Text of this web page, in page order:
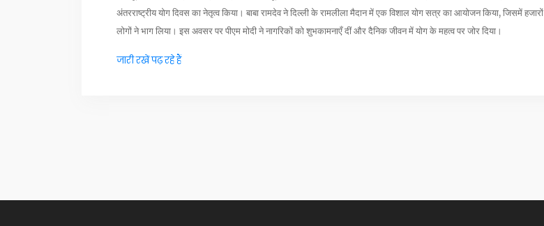
अंतरराष्ट्रीय योग दिवस का नेतृत्व किया। बाबा रामदेव ने दिल्ली के रामलीला मैदान में एक विशाल योग सत्र का आयोजन किया, जिसमें हजारों
लोगों ने भाग लिया। इस अवसर पर पीएम मोदी ने नागरिकों को शुभकामनाएँ दीं और दैनिक जीवन में योग के महत्व पर जोर दिया।
जारी रखें पढ़ रहे हैं